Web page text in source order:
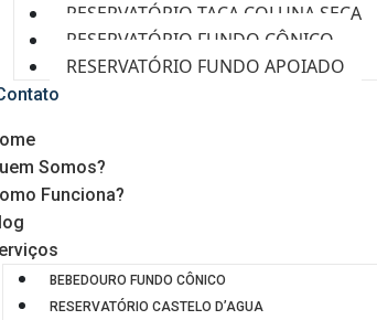
RESERVATÓRIO TAÇA COLUNA SECA
RESERVATÓRIO FUNDO CÔNICO
RESERVATÓRIO FUNDO APOIADO
Somos?
Funciona?
BEBEDOURO FUNDO CÔNICO
RESERVATÓRIO CASTELO D’AGUA